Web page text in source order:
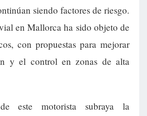
siendo factores de riesgo.
en Mallorca ha sido objeto de
con propuestas para mejorar
y el control en zonas de alta
este motorista subraya la